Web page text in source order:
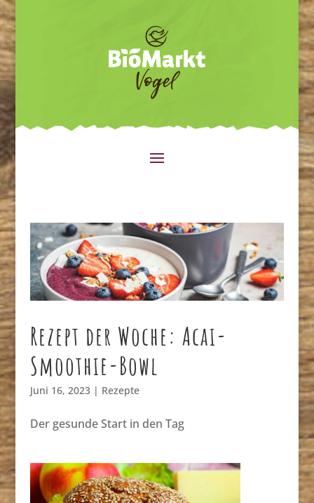
Rezept der Woche: Acai-
Smoothie-Bowl
Juni 16, 2023| Rezepte
Der gesunde Start in den Tag